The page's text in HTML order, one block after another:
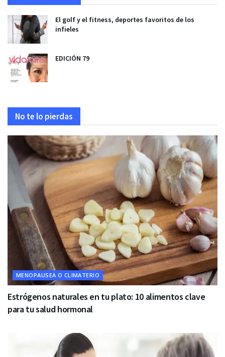
El golf y el fitness, deportes favoritos de los
infieles
EDICIÓN 79
No te lo pierdas
MENOPAUSEA O CLIMATERIO
Estrógenos naturales en tu plato: 10 alimentos clave
para tu salud hormonal